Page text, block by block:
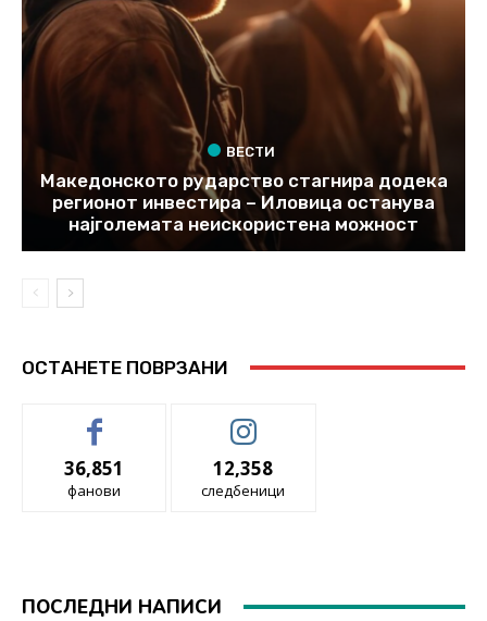
ВЕСТИ
Македонското рударство стагнира додека
регионот инвестира – Иловица останува
најголемата неискористена можност
ОСТАНЕТЕ ПОВРЗАНИ
36,851
фанови
12,358
следбеници
ПОСЛЕДНИ НАПИСИ